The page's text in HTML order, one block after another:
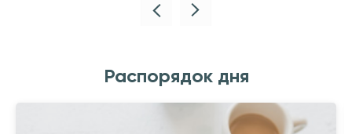
Распорядок дня